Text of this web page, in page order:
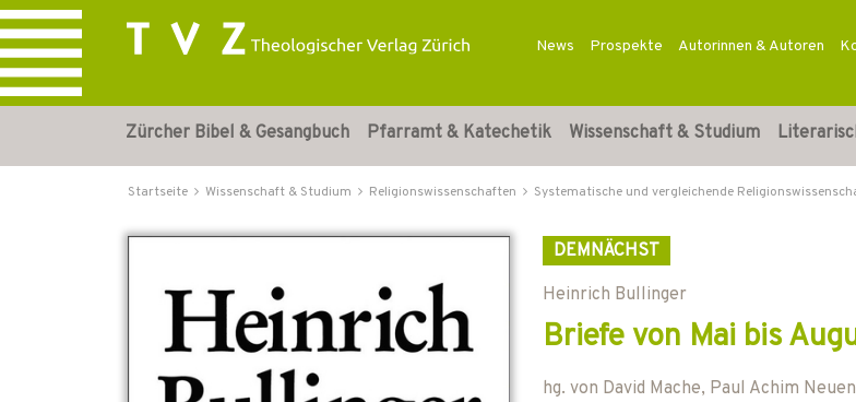
News Prospekte Autorinnen & Autoren
Zürcher Bibel & Gesangbuch Pfarramt & Katechetik Wissenschaft & Studium
Startseite Wissenschaft & Studium Religionswissenschaften Systematische und vergleichende
DEMNÄCHST
Heinrich Bullinger
Briefe von Mai bis
hg. von David Mache, Paul Achim